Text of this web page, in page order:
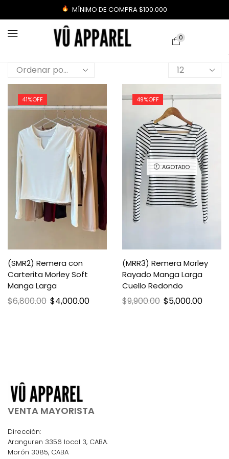
MÍNIMO DE COMPRA $100.000
0
41%OFF
(SMR2) Remera con
Carterita Morley Soft
Manga Larga
$6,800.00 $4,000.00
49%OFF
AGOTADO
(MRR3) Remera Morley
Rayado Manga Larga
Cuello Redondo
$9,900.00 $5,000.00
VENTA MAYORISTA
Dirección:
Aranguren 3356 local 3, CABA.
Morón 3085, CABA